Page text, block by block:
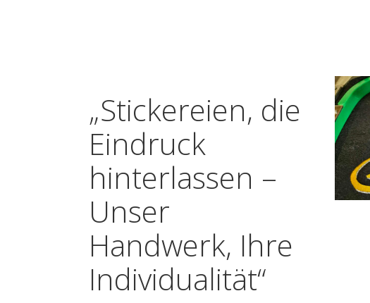
„Stickereien, die
Eindruck
hinterlassen –
Unser
Handwerk, Ihre
Individualität“